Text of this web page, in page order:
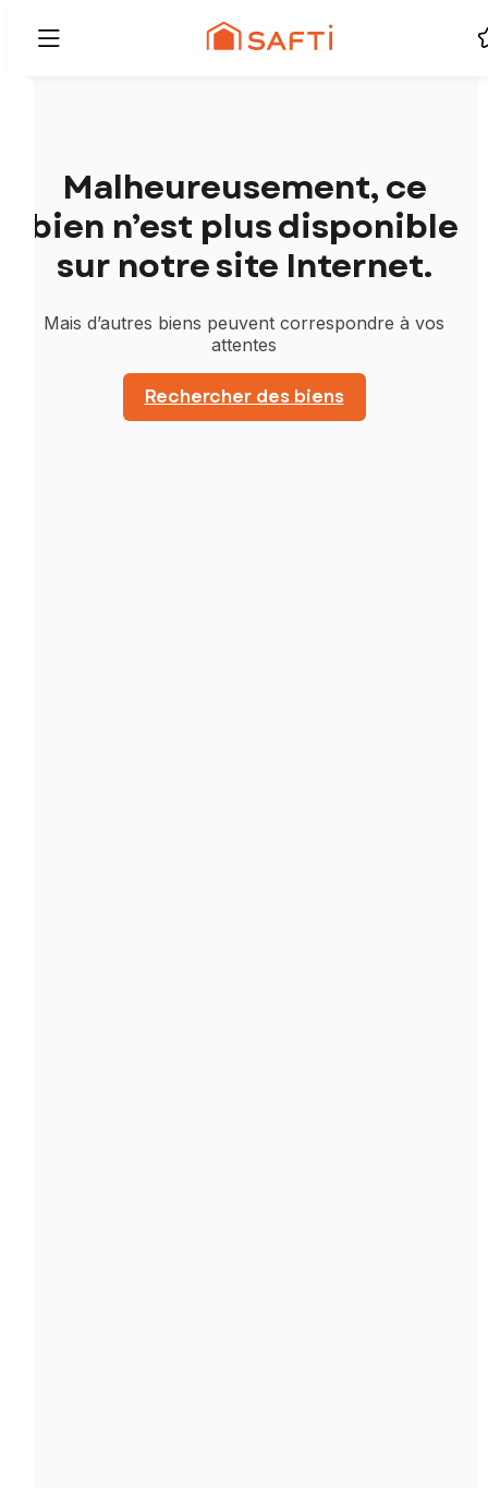
Malheureusement, ce
bien n’est plus disponible
sur notre site Internet.
Mais d’autres biens peuvent correspondre à vos
attentes
Rechercher des biens